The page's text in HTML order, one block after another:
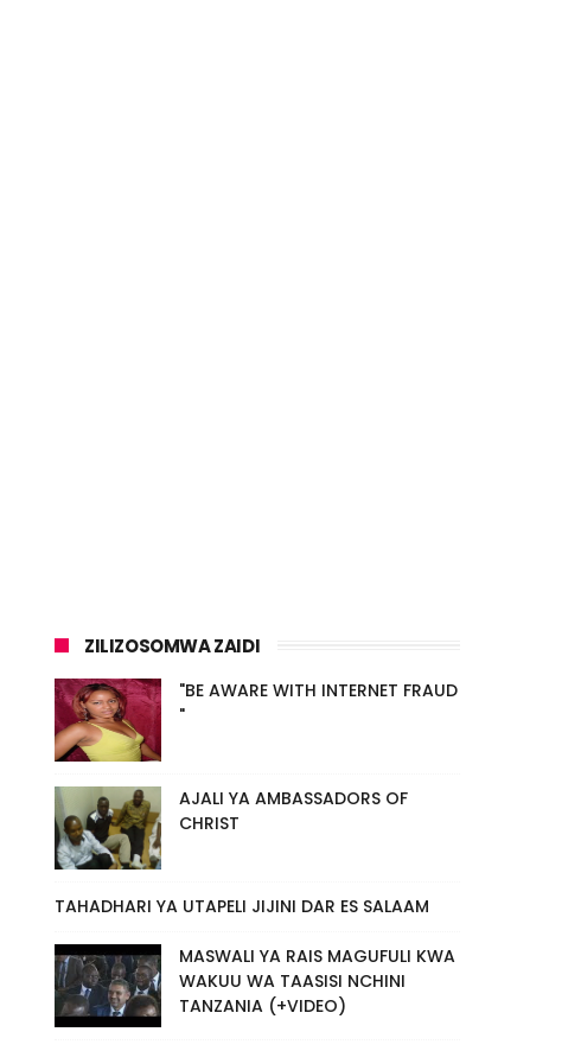
ZILIZOSOMWA ZAIDI
"BE AWARE WITH INTERNET FRAUD
"
AJALI YA AMBASSADORS OF
CHRIST
TAHADHARI YA UTAPELI JIJINI DAR ES SALAAM
MASWALI YA RAIS MAGUFULI KWA
WAKUU WA TAASISI NCHINI
TANZANIA (+VIDEO)